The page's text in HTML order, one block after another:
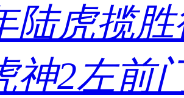
陆虎揽
神2左前